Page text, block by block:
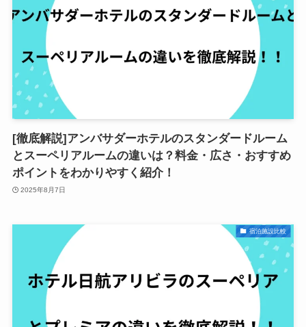
[徹底解説]アンバサダーホテルのスタンダードルーム
とスーペリアルームの違いは？料金・広さ・おすすめ
ポイントをわかりやすく紹介！
2025年8月7日
宿泊施設比較